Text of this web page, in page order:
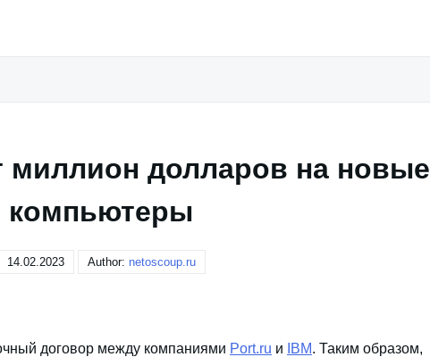
миллион долларов на новые
компьютеры
14.02.2023 Author: netoscoup.ru
договор между компаниями Port.ru и IBM. Таким образом,